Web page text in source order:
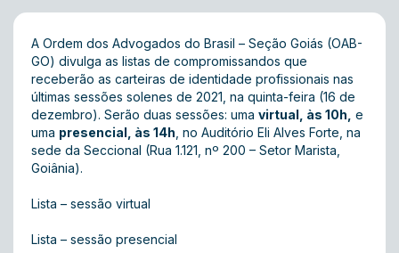
A Ordem dos Advogados do Brasil – Seção Goiás (OAB-
GO) divulga as listas de compromissandos que
receberão as carteiras de identidade profissionais nas
últimas sessões solenes de 2021, na quinta-feira (16 de
dezembro). Serão duas sessões: uma virtual, às 10h, e
uma presencial, às 14h , no Auditório Eli Alves Forte, na
sede da Seccional (Rua 1.121, nº 200 – Setor Marista,
Goiânia).
Lista – sessão virtual
Lista – sessão presencial